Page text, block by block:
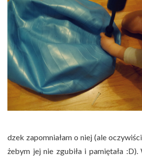
dzek zapomniałam o niej (ale
żebym jej nie zgubiła i pamiętała :D).